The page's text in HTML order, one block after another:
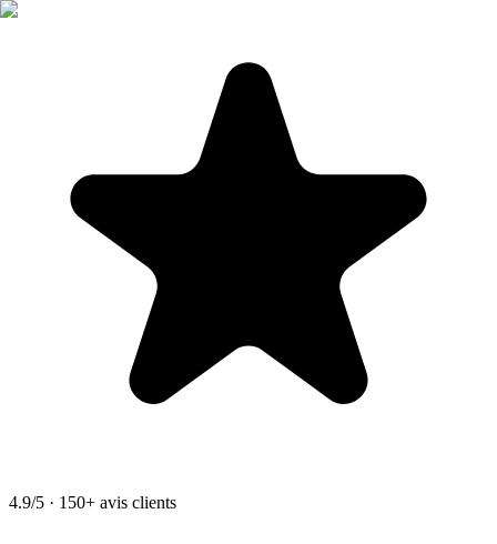
4.9/5 · 150+ avis clients